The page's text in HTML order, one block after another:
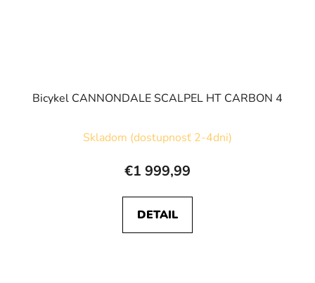
Bicykel CANNONDALE SCALPEL HT CARBON 4
Skladom (dostupnosť 2-4dni)
€1 999,99
DETAIL